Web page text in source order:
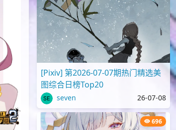
[Pixiv] 第2026-07-07期热门精选美
图综合日榜Top20
seven 26-07-08
696